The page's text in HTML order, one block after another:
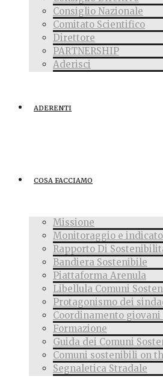
Consiglio Nazionale
Comitato Scientifico
Direttore
PARTNERSHIP
Aderisci
ADERENTI
COSA FACCIAMO
Missione
Monitoraggio e
Rapporto Di
Bandiera Sostenibile
Piattaforma Arenula
Libellula Comuni
Protagonismo dei
Coordinamento giovani
Formazione
Guida dei Comuni
Comuni sostenibili on
Segnaletica Stradale